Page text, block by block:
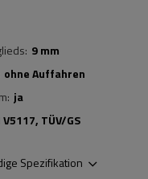
9 mm
ohne Auffahren
ja
V5117 TÜV/GS
Spezifikation